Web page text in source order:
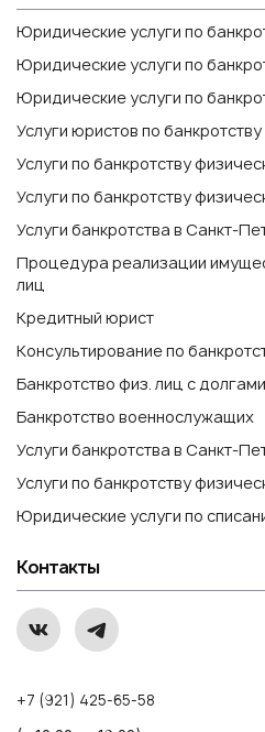
Юридические услуги по
Юридические услуги по
Юридические услуги по
Услуги юристов по
Услуги по банкротству
Услуги по банкротству
Услуги банкротства в Санкт-
Процедура реализации
лиц
Кредитный юрист
Консультирование по
Банкротство физ. лиц с
Банкротство военнослужащих
Услуги банкротства в Санкт-
Услуги по банкротству
Юридические услуги по
Контакты
+7 (921) 425-65-58